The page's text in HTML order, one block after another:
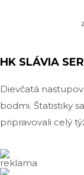
HK SLÁVIA
Dievčatá
bodmi. Štatistiky
pripravovali celý
reklama